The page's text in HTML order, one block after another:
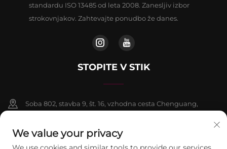
standardu ISO 13485 od leta 2008. Zanesljiv izbor
strokovnjakov. Zahtevajte ponudbo že danes.
STOPITE V STIK
Soba 802, stavba 9, št. 16, vzhodna cesta Chenguang,
+86-13911459627
We value your privacy